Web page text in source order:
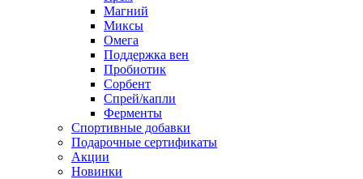
Магний
Миксы
Омега
Поддержка вен
Пробиотик
Сорбент
Спрей/капли
Ферменты
Спортивные добавки
Подарочные сертификаты
Акции
Новинки